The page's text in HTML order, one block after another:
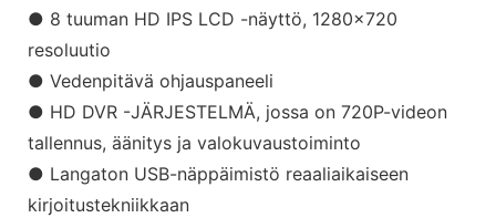
● 8 tuuman HD IPS LCD -näyttö, 1280x720
resoluutio
● Vedenpitävä ohjauspaneeli
● HD DVR -JÄRJESTELMÄ, jossa on 720P-videon
tallennus, äänitys ja valokuvaustoiminto
● Langaton USB-näppäimistö reaaliaikaiseen
kirjoitustekniikkaan